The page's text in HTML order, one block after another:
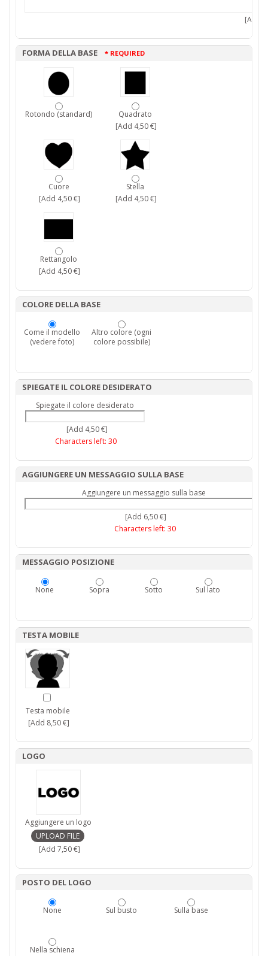
[Add
FORMA DELLA BASE * REQUIRED
Rotondo (standard)
Quadrato
[Add 4,50 €]
Cuore
[Add 4,50 €]
Stella
[Add 4,50 €]
Rettangolo
[Add 4,50 €]
COLORE DELLA BASE
Come il modello
(vedere foto)
Altro colore (ogni
colore possibile)
SPIEGATE IL COLORE DESIDERATO
Spiegate il colore desiderato
[Add 4,50 €]
Characters left: 30
AGGIUNGERE UN MESSAGGIO SULLA BASE
Aggiungere un messaggio sulla base
[Add 6,50 €]
Characters left: 30
MESSAGGIO POSIZIONE
None Sopra Sotto Sul lato
TESTA MOBILE
Testa mobile
[Add 8,50 €]
LOGO
Aggiungere un logo
[Add 7,50 €]
POSTO DEL LOGO
None Sul busto Sulla base
Nella schiena